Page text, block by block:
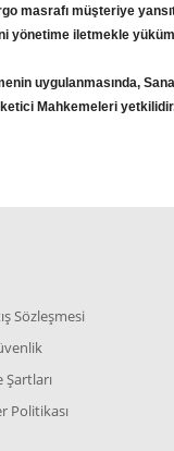
masrafı müşteriye
yönetime iletmekle
uygulanmasında,
Mahkemeleri
Sözleşmesi
Politikası